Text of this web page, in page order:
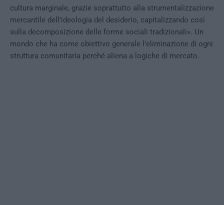
cultura marginale, grazie soprattutto alla strumentalizzazione
mercantile dell’ideologia del desiderio, capitalizzando così
sulla decomposizione delle forme sociali tradizionali». Un
mondo che ha come obiettivo generale l’eliminazione di ogni
struttura comunitaria perché aliena a logiche di mercato.